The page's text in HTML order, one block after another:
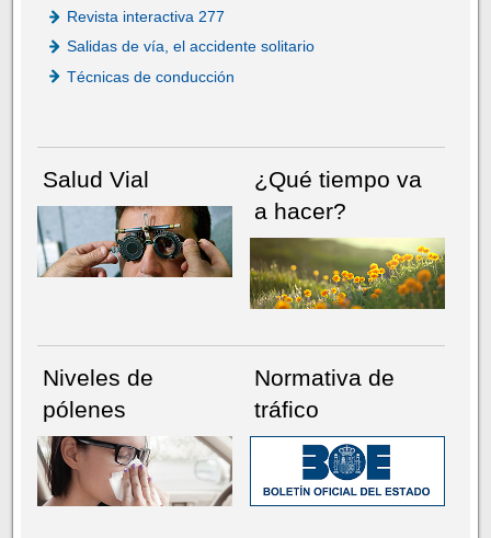
Revista interactiva 277
Salidas de vía, el accidente solitario
Técnicas de conducción
Salud Vial
¿Qué tiempo va
a hacer?
Niveles de
pólenes
Normativa de
tráfico